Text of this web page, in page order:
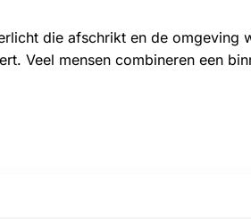
die afschrikt en de omgeving
Veel mensen combineren een